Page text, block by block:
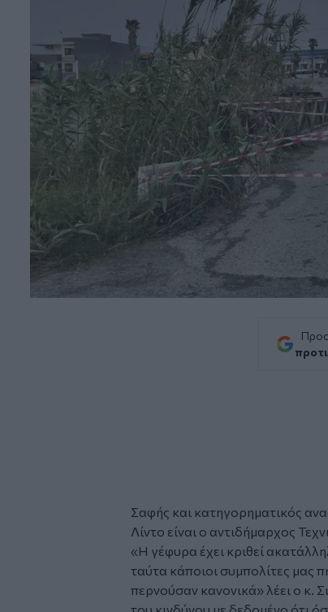
Σαφής και κατηγορηματικός
Λίντο είναι ο αντιδήμαρχος
«Η γέφυρα έχει κριθεί
ταύτα κάποιοι συμπολίτες μας
περνούσαν κανονικά» λέει ο